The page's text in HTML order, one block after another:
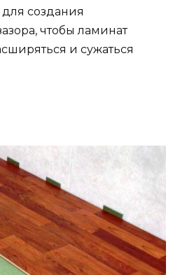
создания
чтобы ламинат
и сужаться